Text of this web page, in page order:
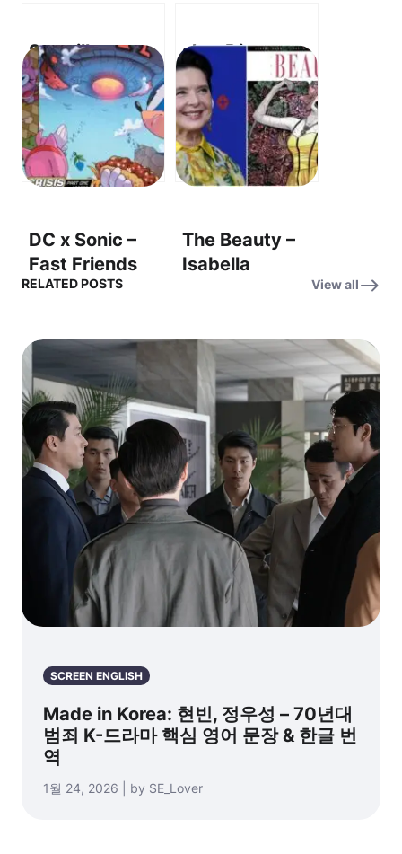
Sturgill
Simpson with
Dead &
Company –
Morning Dew –
새벽 이슬
shopDisney
Dok-Ondar’s
Mystery
Treasures Blind
Box 도착! – I’m
so excited to
가 들었을지 정말
기대돼!)
DC x Sonic –
Fast Friends
Fight Darkseid!
이 다크사이드를
The Beauty –
Isabella
From The
Mediterranean
Sea – 이사벨라
로셀리니, 지중해
에서 아름다움을
이야기하다
RELATED POSTS View all
SCREEN ENGLISH
Made in Korea: 현빈, 정우성 – 70년대
범죄 K-드라마 핵심 영어 문장 & 한글 번
역
1월 24, 2026 | by SE_Lover